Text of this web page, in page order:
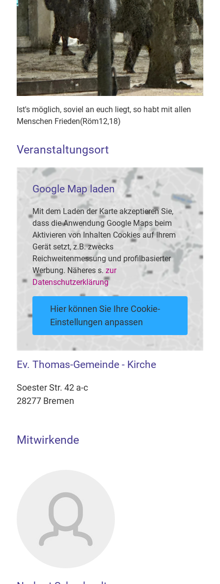
Ist's möglich, soviel an euch liegt, so habt mit allen
Menschen Frieden(Röm12,18)
Veranstaltungsort
Google Map laden
Mit dem Laden der Karte akzeptieren Sie,
dass die Anwendung Google Maps beim
Aktivieren von Inhalten Cookies auf Ihrem
Gerät setzt, z.B. zwecks
Reichweitenmessung und profilbasierter
Werbung. Näheres s. zur
Datenschutzerklärung
Hier können Sie Ihre Cookie-
Einstellungen anpassen
Ev. Thomas-Gemeinde - Kirche
Soester Str. 42 a-c
28277 Bremen
Mitwirkende